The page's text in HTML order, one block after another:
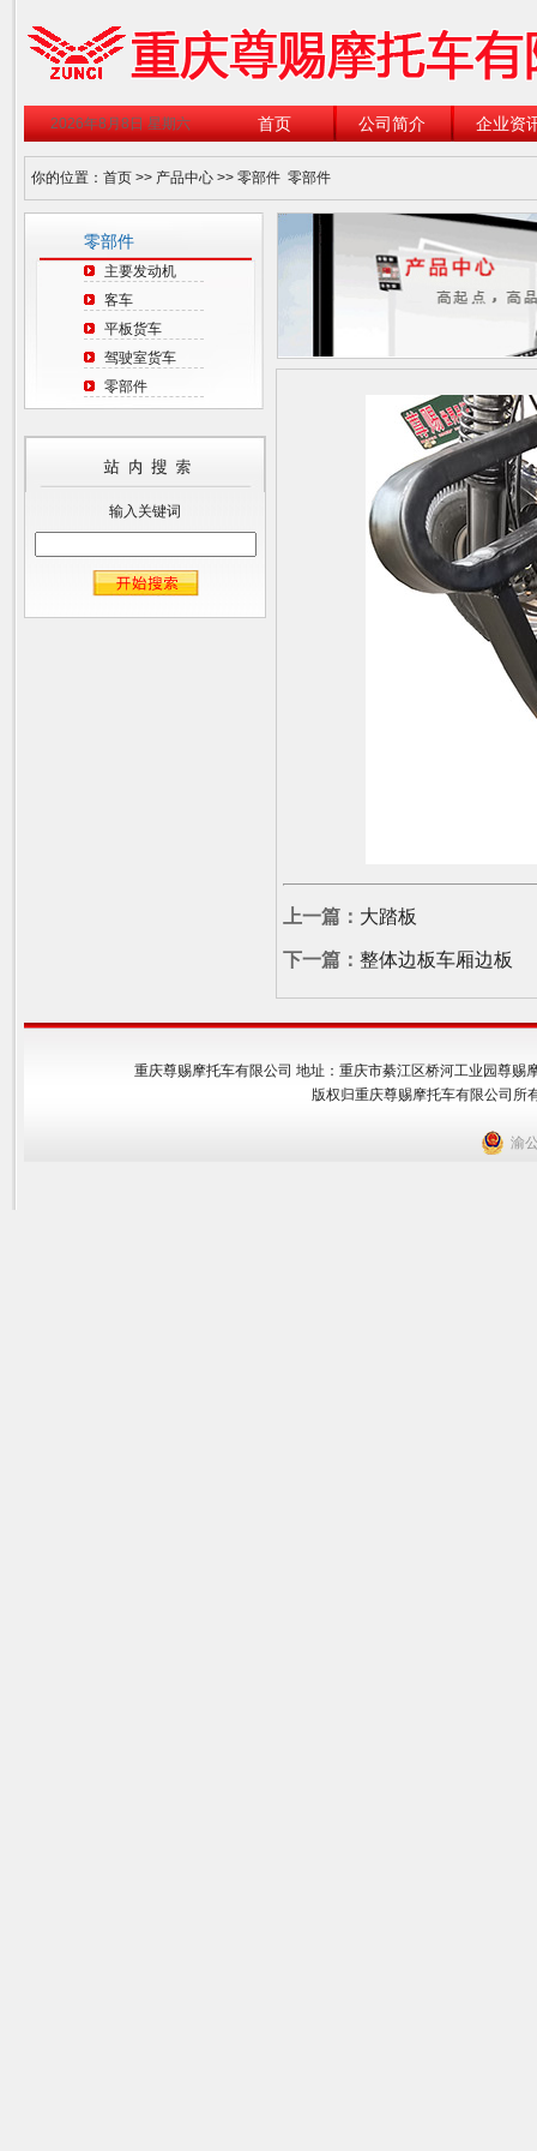
2026年8月8日 星期六 首页 公司简介 企业资
你的位置： 首页 >> 产品中心 >> 零部件 零部件
零部件
主要发动机
客车
平板货车
驾驶室货车
零部件
输入关键词
上一篇： 大踏板
下一篇： 整体边板车厢边板
重庆尊赐摩托车有限公司 地址：重庆市綦江区桥河工业园尊
版权归重庆尊赐摩托车有限公司所
渝